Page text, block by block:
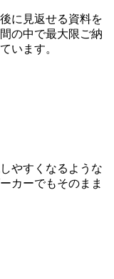
に見返せる資料を
の中で最大限ご納
います。
やすくなるような
カーでもそのまま